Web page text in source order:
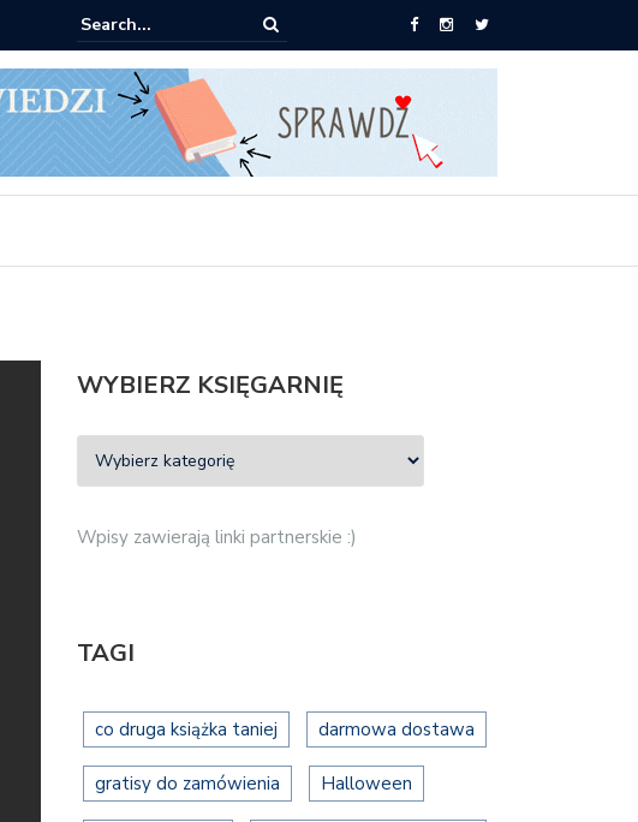
Empik: 2 książki za 30 zł
WYBIERZ KSIĘGARNIĘ
Wpisy zawierają linki partnerskie :)
TAGI
co druga książka taniej darmowa dostawa
gratisy do zamówienia Halloween